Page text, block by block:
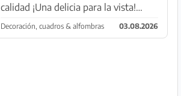
calidad ¡Una delicia para la vista!
Platos elegantes, pesados y grandes
de cristal con un atractivo decorado
Decoración, cuadros & alfombras 03.08.2026